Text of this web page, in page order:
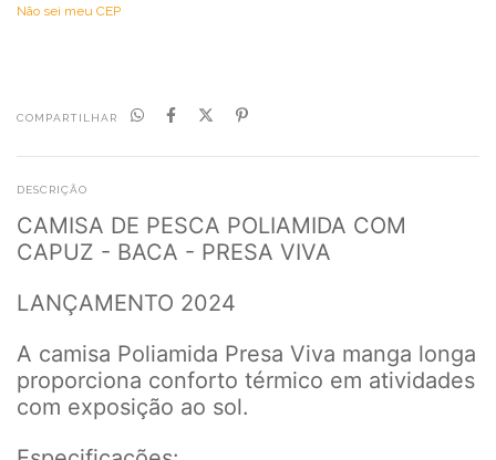
Não sei meu CEP
COMPARTILHAR
DESCRIÇÃO
CAMISA DE PESCA POLIAMIDA COM
CAPUZ - BACA - PRESA VIVA
LANÇAMENTO 2024
A camisa Poliamida Presa Viva manga longa
proporciona conforto térmico em atividades
com exposição ao sol.